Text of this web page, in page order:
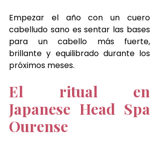
Empezar el año con un cuero
cabelludo sano es sentar las bases
para un cabello más fuerte,
brillante y equilibrado durante los
próximos meses.
El ritual en
Japanese Head Spa
Ourense